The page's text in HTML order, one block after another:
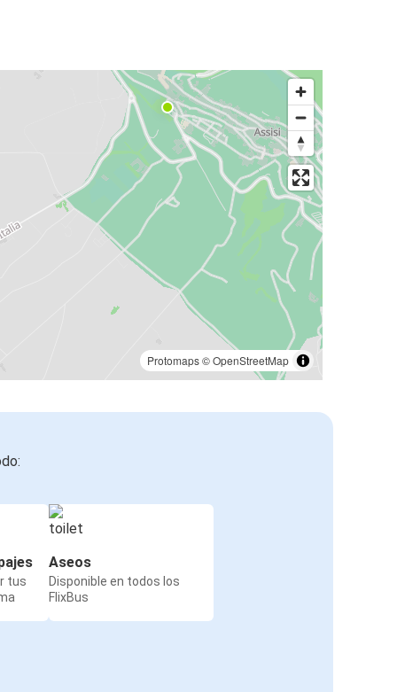
Protomaps©OpenStreetMap
tus
Aseos
Disponible en todos los
FlixBus